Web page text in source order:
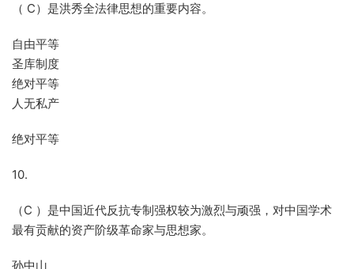
（ C）是洪秀全法律思想的重要内容。
自由平等
圣库制度
绝对平等
人无私产
绝对平等
10.
（C ）是中国近代反抗专制强权较为激烈与顽强，对中国学术
最有贡献的资产阶级革命家与思想家。
孙中山